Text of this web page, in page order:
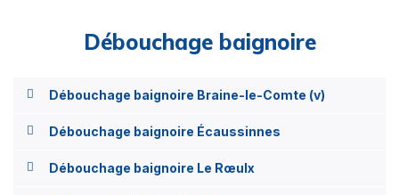
Débouchage baignoire
Débouchage baignoire Braine-le-Comte (v)
Débouchage baignoire Écaussinnes
Débouchage baignoire Le Rœulx